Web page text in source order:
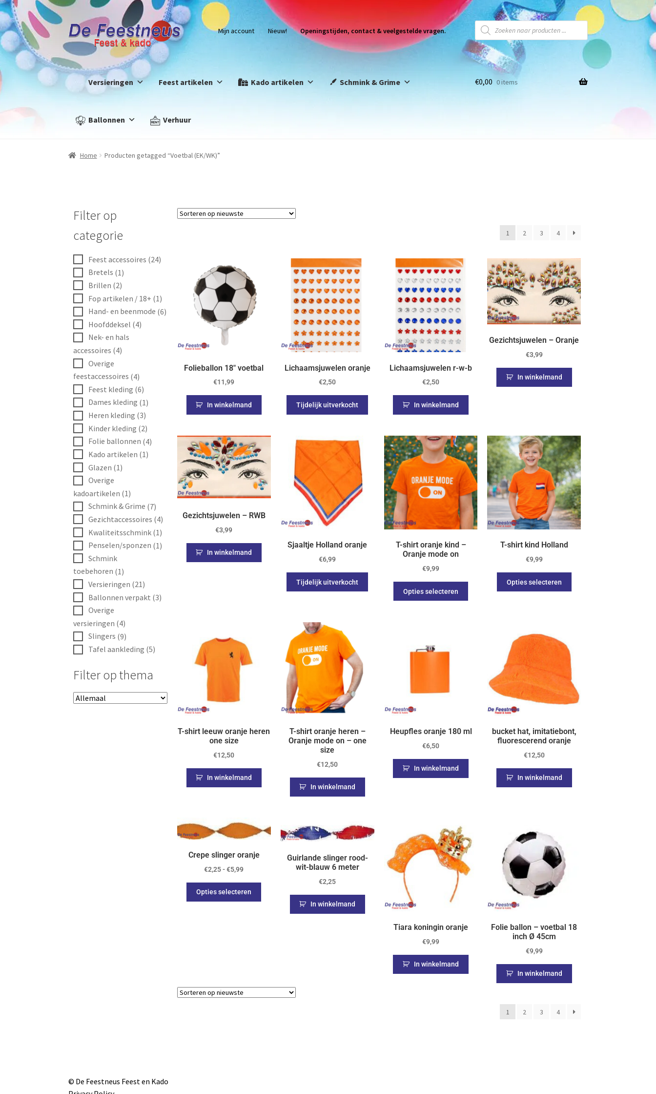
Mijn account Nieuw! Openingstijden, contact & veelgestelde vragen.
Versieringen Feest artikelen Kado artikelen Schmink & Grime
Ballonnen Verhuur
€0,00 0 items
Home Producten getagged “Voetbal (EK/WK)”
Filter op
categorie
Feest accessoires (24)
Bretels (1)
Brillen (2)
Fop artikelen / 18+ (1)
Hand- en beenmode (6)
Hoofddeksel (4)
Nek- en hals
accessoires (4)
Overige
feestaccessoires (4)
Feest kleding (6)
Dames kleding (1)
Heren kleding (3)
Kinder kleding (2)
Folie ballonnen (4)
Kado artikelen (1)
Glazen (1)
Overige
kadoartikelen (1)
Schmink & Grime (7)
Gezichtaccessoires (4)
Kwaliteitsschmink (1)
Penselen/sponzen (1)
Schmink
toebehoren (1)
Versieringen (21)
Ballonnen verpakt (3)
Overige
versieringen (4)
Slingers (9)
Tafel aankleding (5)
Filter op thema
1 2 3 4
Folieballon 18″ voetbal
€11,99
In winkelmand
Lichaamsjuwelen oranje
€2,50
Tijdelijk uitverkocht
Lichaamsjuwelen r-w-b
€2,50
In winkelmand
Gezichtsjuwelen – Oranje
€3,99
In winkelmand
Gezichtsjuwelen – RWB
€3,99
In winkelmand
Sjaaltje Holland oranje
€6,99
Tijdelijk uitverkocht
T-shirt oranje kind –
Oranje mode on
€9,99
Opties selecteren
T-shirt kind Holland
€9,99
Opties selecteren
T-shirt leeuw oranje heren
one size
€12,50
In winkelmand
T-shirt oranje heren –
Oranje mode on – one
size
€12,50
In winkelmand
Heupfles oranje 180 ml
€6,50
In winkelmand
bucket hat, imitatiebont,
fluorescerend oranje
€12,50
In winkelmand
Crepe slinger oranje
€2,25 - €5,99
Opties selecteren
Guirlande slinger rood-
wit-blauw 6 meter
€2,25
In winkelmand
Tiara koningin oranje
€9,99
In winkelmand
Folie ballon – voetbal 18
inch Ø 45cm
€9,99
In winkelmand
1 2 3 4
© De Feestneus Feest en Kado